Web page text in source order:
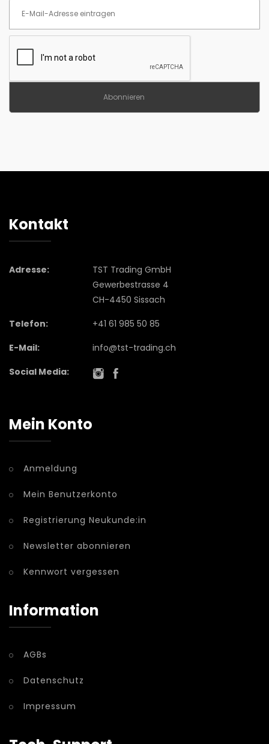
Kontakt
Adresse:
TST Trading GmbH
Gewerbestrasse 4
CH-4450 Sissach
Telefon:
+41 61 985 50 85
E-Mail:
info@tst-trading.ch
Social Media:
Mein Konto
Anmeldung
Mein Benutzerkonto
Registrierung Neukunde:in
Newsletter abonnieren
Kennwort vergessen
Information
AGBs
Datenschutz
Impressum